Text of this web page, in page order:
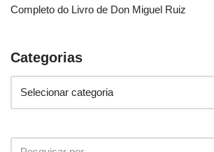
Completo do Livro de Don Miguel Ruiz
Categorias